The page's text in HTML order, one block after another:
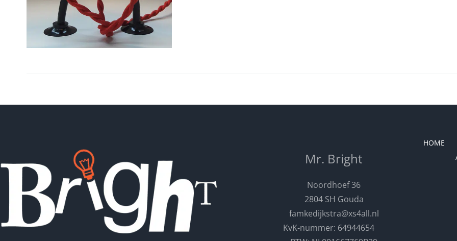
Mr. Bright
Noordhoef 36
2804 SH Gouda
famkedijkstra@xs4all.nl
KvK-nummer: 64944654
HOME